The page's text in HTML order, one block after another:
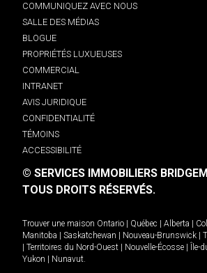
COMMUNIQUEZ AVEC NOUS
SALLE DES MÉDIAS
BLOGUE
PROPRIÉTÉS LUXUEUSES
COMMERCIAL
INTRANET
AVIS JURIDIQUE
CONFIDENTIALITÉ
TÉMOINS
ACCESSIBILITÉ
© SERVICES IMMOBILIERS
TOUS DROITS RÉSERVÉS.
Trouver une maison Ontario Québec Alberta
Manitoba
Saskatchewan Nouveau-Brunswick
Territoires du Nord-Ouest Nouvelle-Écosse Île-
Yukon
Nunavut.